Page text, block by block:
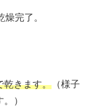
完了。
乾きます。 （様子
）